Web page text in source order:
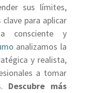
sus límites,
para aplicar
consciente y
analizamos la
y realista,
a tomar
Descubre más